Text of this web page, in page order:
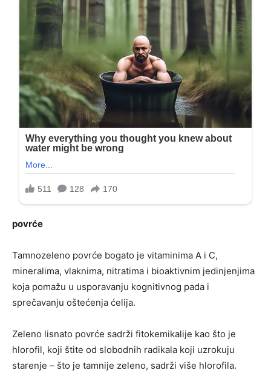
povrće
Tamnozeleno povrće bogato je vitaminima A i C,
mineralima, vlaknima, nitratima i bioaktivnim jedinjenjima
koja pomažu u usporavanju kognitivnog pada i
sprečavanju oštećenja ćelija.
Zeleno lisnato povrće sadrži fitokemikalije kao što je
hlorofil, koji štite od slobodnih radikala koji uzrokuju
starenje – što je tamnije zeleno, sadrži više hlorofila.